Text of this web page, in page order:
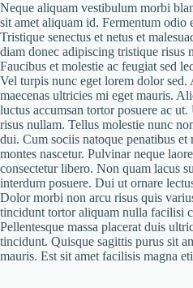
Neque aliquam vestibulum morbi
sit amet aliquam id. Fermentum odio
Tristique senectus et netus et
diam donec adipiscing tristique risus
Faucibus et molestie ac feugiat sed
Vel turpis nunc eget lorem dolor
maecenas ultricies mi eget mauris.
luctus accumsan tortor posuere ac
risus nullam. Tellus molestie nunc
dui. Cum sociis natoque penatibus et
montes nascetur. Pulvinar neque
consectetur libero. Non quam lacus
interdum posuere. Dui ut ornare
Dolor morbi non arcu risus quis
tincidunt tortor aliquam nulla facilisi
Pellentesque massa placerat duis
tincidunt. Quisque sagittis purus sit
mauris. Est sit amet facilisis magna